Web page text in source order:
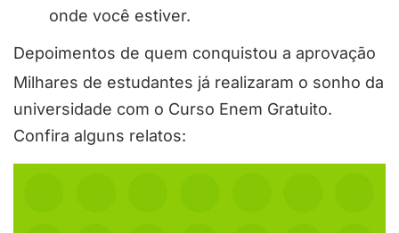
onde você estiver.
Depoimentos de quem conquistou a aprovação
Milhares de estudantes já realizaram o sonho da
universidade com o Curso Enem Gratuito.
Confira alguns relatos: